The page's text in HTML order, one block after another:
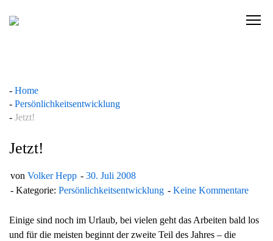
C
n
Home
Persönlichkeitsentwicklung
Jetzt!
Jetzt!
von Volker Hepp
30. Juli 2008
Kategorie: Persönlichkeitsentwicklung Keine Kommentare
Einige sind noch im Urlaub, bei vielen geht das Arbeiten bald los
und für die meisten beginnt der zweite Teil des Jahres – die